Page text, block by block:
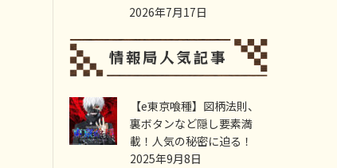
2026年7月17日
【e東京喰種】図柄法則、
裏ボタンなど隠し要素満
載！人気の秘密に迫る！
2025年9月8日